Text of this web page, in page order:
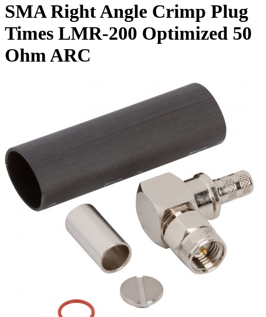
SMA Right Angle Crimp Plug
Times LMR-200 Optimized 50
Ohm ARC